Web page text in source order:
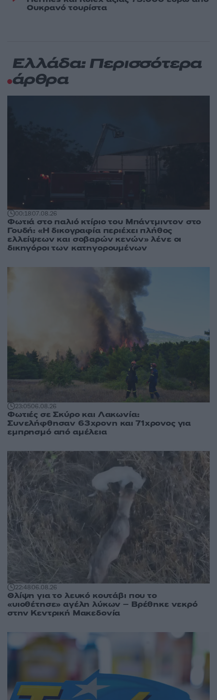
Ουκρανό τουρίστα
Ελλάδα: Περισσότερα
άρθρα
00:1807.08.26
Φωτιά στο παλιό κτίριο του Μπάντμιντον στο
Γουδή: «Η δικογραφία περιέχει πλήθος
ελλείψεων και σοβαρών κενών» λένε οι
δικηγόροι των κατηγορουμένων
23:0506.08.26
Φωτιές σε Σκύρο και Λακωνία:
Συνελήφθησαν 63χρονη και 71χρονος για
εμπρησμό από αμέλεια
22:4806.08.26
Θλίψη για το λευκό κουτάβι που το
«υιοθέτησε» αγέλη λύκων – Βρέθηκε νεκρό
στην Κεντρική Μακεδονία